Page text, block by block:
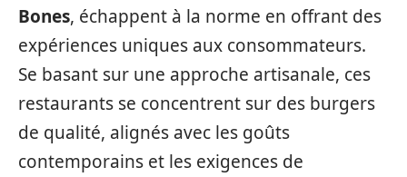
Bones, échappent à la norme en offrant des
expériences uniques aux consommateurs.
Se basant sur une approche artisanale, ces
restaurants se concentrent sur des burgers
de qualité, alignés avec les goûts
contemporains et les exigences de